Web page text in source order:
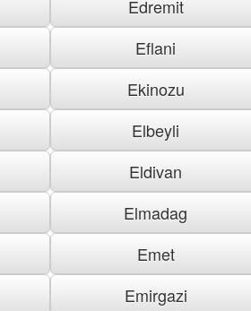
Edremit
Eflani
Ekinozu
Elbeyli
Eldivan
Elmadag
Emet
Emirgazi